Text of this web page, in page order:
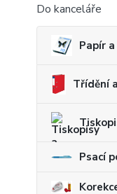
Do kanceláře
Papír
Třídění
Psací